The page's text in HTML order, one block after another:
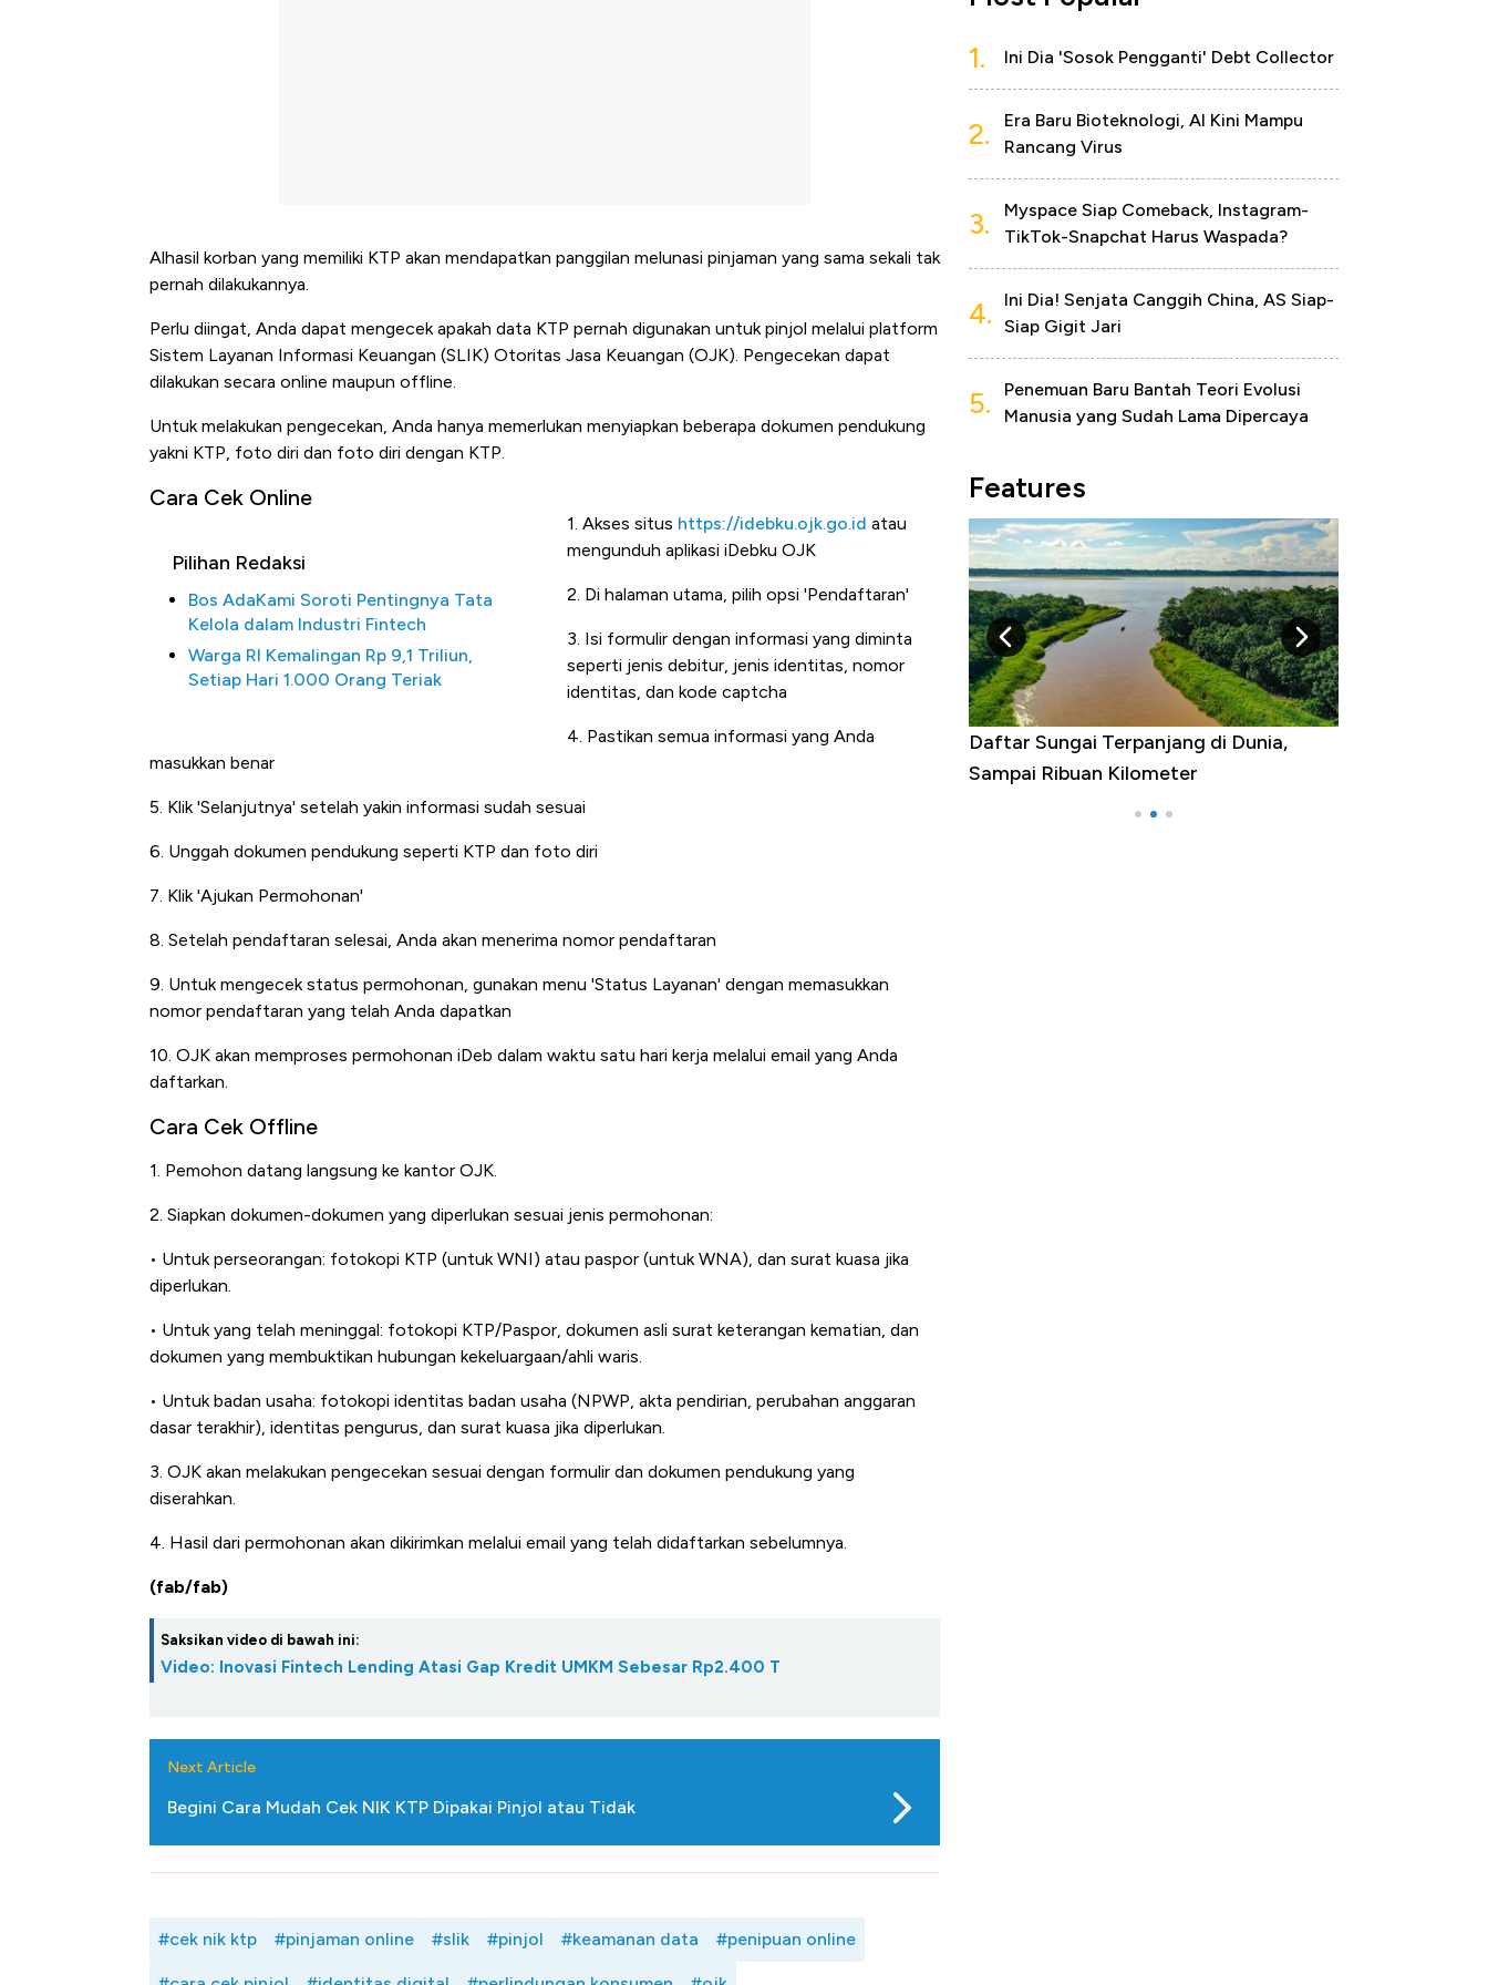
Alhasil korban yang memiliki KTP akan mendapatkan panggilan melunasi pinjaman yang sama sekali tak
pernah dilakukannya.
Perlu diingat, Anda dapat mengecek apakah data KTP pernah digunakan untuk pinjol melalui platform
Sistem Layanan Informasi Keuangan (SLIK) Otoritas Jasa Keuangan (OJK). Pengecekan dapat
dilakukan secara online maupun offline.
Untuk melakukan pengecekan, Anda hanya memerlukan menyiapkan beberapa dokumen pendukung
yakni KTP, foto diri dan foto diri dengan KTP.
Cara Cek Online
Pilihan Redaksi
Bos AdaKami Soroti Pentingnya Tata
Kelola dalam Industri Fintech
Warga RI Kemalingan Rp 9,1 Triliun,
Setiap Hari 1.000 Orang Teriak
1. Akses situs https://idebku.ojk.go.id atau
mengunduh aplikasi iDebku OJK
2. Di halaman utama, pilih opsi 'Pendaftaran'
3. Isi formulir dengan informasi yang diminta
seperti jenis debitur, jenis identitas, nomor
identitas, dan kode captcha
4. Pastikan semua informasi yang Anda
masukkan benar
5. Klik 'Selanjutnya' setelah yakin informasi sudah sesuai
6. Unggah dokumen pendukung seperti KTP dan foto diri
7. Klik 'Ajukan Permohonan'
8. Setelah pendaftaran selesai, Anda akan menerima nomor pendaftaran
9. Untuk mengecek status permohonan, gunakan menu 'Status Layanan' dengan memasukkan
nomor pendaftaran yang telah Anda dapatkan
10. OJK akan memproses permohonan iDeb dalam waktu satu hari kerja melalui email yang Anda
daftarkan.
Cara Cek Offline
1. Pemohon datang langsung ke kantor OJK.
2. Siapkan dokumen-dokumen yang diperlukan sesuai jenis permohonan:
• Untuk perseorangan: fotokopi KTP (untuk WNI) atau paspor (untuk WNA), dan surat kuasa jika
diperlukan.
• Untuk yang telah meninggal: fotokopi KTP/Paspor, dokumen asli surat keterangan kematian, dan
dokumen yang membuktikan hubungan kekeluargaan/ahli waris.
• Untuk badan usaha: fotokopi identitas badan usaha (NPWP, akta pendirian, perubahan anggaran
dasar terakhir), identitas pengurus, dan surat kuasa jika diperlukan.
3. OJK akan melakukan pengecekan sesuai dengan formulir dan dokumen pendukung yang
diserahkan.
4. Hasil dari permohonan akan dikirimkan melalui email yang telah didaftarkan sebelumnya.
(fab/fab)
Saksikan video di bawah ini:
Video: Inovasi Fintech Lending Atasi Gap Kredit UMKM Sebesar Rp2.400 T
Next Article
Begini Cara Mudah Cek NIK KTP Dipakai Pinjol atau Tidak
#cek nik ktp #pinjaman online #slik #pinjol #keamanan data #penipuan online
1.
Ini Dia 'Sosok Pengganti' Debt Collector
2.
Era Baru Bioteknologi, AI Kini Mampu
Rancang Virus
3.
Myspace Siap Comeback, Instagram-
TikTok-Snapchat Harus Waspada?
4.
Ini Dia! Senjata Canggih China, AS Siap-
Siap Gigit Jari
5.
Penemuan Baru Bantah Teori Evolusi
Manusia yang Sudah Lama Dipercaya
Features
Begini Cara Korsel atasi Panas Tanpa ACDaftar Sungai Terpanjang di Dunia,
Negara yang Warganya Sering
Melancong Luar Negeri, RI ke Berapa?